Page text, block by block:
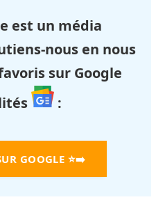
est un média
nous en nous
sur Google
:
GOOGLE ⭐➡️